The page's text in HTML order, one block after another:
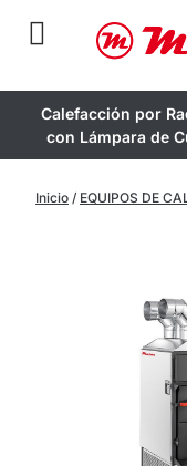
Calefacción por
con Lámpara de
Inicio / EQUIPOS DE